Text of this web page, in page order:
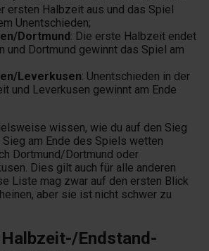
ersten Halbzeit aus und das Spiel
Unentschieden;
Dortmund : Die erste Halbzeit endet
und Dortmund gewinnt das Spiel am
Leverkusen: Unentschieden in der
und Leverkusen gewinnt am Ende
wissen, wie du auf den Sieg
am Ende des Spiels wetten
Dortmund/Dortmund oder
Dies gilt auch für alle anderen
Liste mag zwar auf den ersten Blick
aber sie ist nicht schwer zu
Endstand-